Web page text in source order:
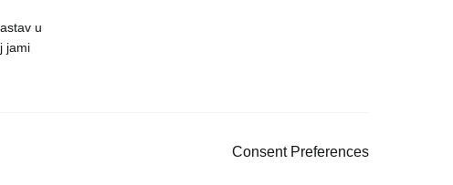
u
jami
Consent Preferences